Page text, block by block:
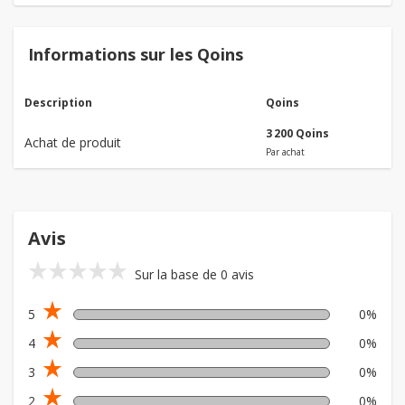
Informations sur les Qoins
Description Qoins
Achat de produit
3 200 Qoins
Par achat
Avis
star_ratestar_ratestar_ratestar_ratestar_rate Sur la base de 0 avis
5 star_rate
0%
4 star_rate
0%
3 star_rate
0%
2
0%